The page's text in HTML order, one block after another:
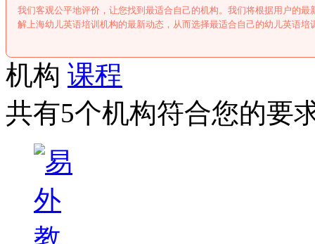
我们客观公平地评价，让您找到最适合自己的机构。我们将根据用户的
解上海幼儿英语培训机构的最新动态，从而选择最适合自己的幼儿英语培
机构 课程
共有5个机构符合您的要